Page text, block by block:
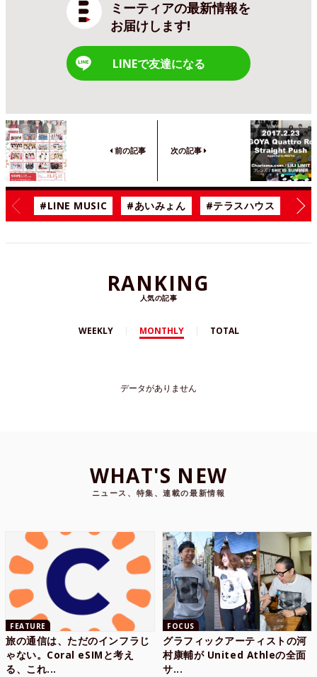
ミーティアの最新情報を
お届けします!
LINEで友達になる
前の記事 次の記事
#LINE MUSIC #あいみょん #テラスハウス #
RANKING
人気の記事
WEEKLY MONTHLY TOTAL
データがありません
WHAT'S NEW
ニュース、特集、連載の最新情報
FEATURE
旅の通信は、ただのインフラじ
ゃない。Coral eSIMと考え
る、これ...
FOCUS
グラフィックアーティストの河
村康輔が United Athleの全面
サ...